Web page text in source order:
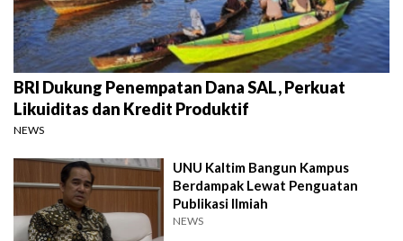
BRI Dukung Penempatan Dana SAL, Perkuat
Likuiditas dan Kredit Produktif
NEWS
UNU Kaltim Bangun Kampus
Berdampak Lewat Penguatan
Publikasi Ilmiah
NEWS